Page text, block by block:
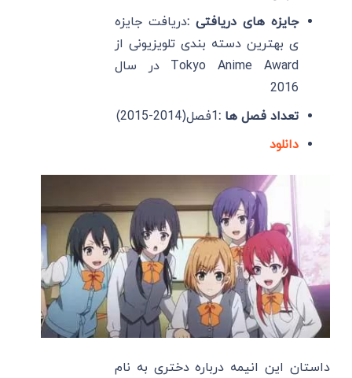
جایزه های دریافتی :دریافت جایزه
ی بهترین دسته بندی تلویزیونی از
Tokyo Anime Award در سال
2016
تعداد فصل ها :1فصل(2014-2015)
دانلود
داستان این انیمه درباره دختری به نام